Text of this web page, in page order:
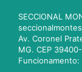
SECCIONAL
Av. Coronel
MG. CEP
Funcionamento: